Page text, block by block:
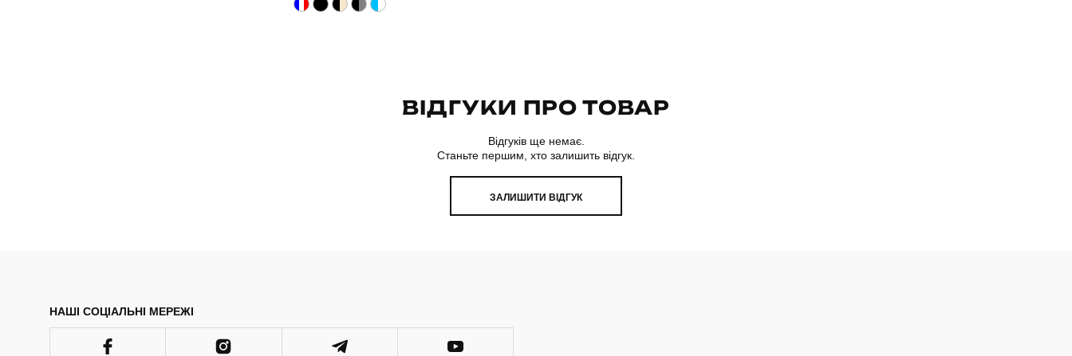
ВІДГУКИ ПРО ТОВАР
Відгуків ще немає.
Станьте першим, хто залишить відгук.
ЗАЛИШИТИ ВІДГУК
НАШІ СОЦІАЛЬНІ МЕРЕЖІ